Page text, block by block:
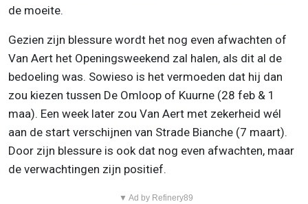
de moeite.
Gezien zijn blessure wordt het nog even afwachten of
Van Aert het Openingsweekend zal halen, als dit al de
bedoeling was. Sowieso is het vermoeden dat hij dan
zou kiezen tussen De Omloop of Kuurne (28 feb & 1
maa). Een week later zou Van Aert met zekerheid wél
aan de start verschijnen van Strade Bianche (7 maart).
Door zijn blessure is ook dat nog even afwachten, maar
de verwachtingen zijn positief.
▼ Ad by Refinery89